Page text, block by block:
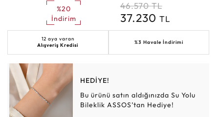
%20
İndirim
46.570 TL
37.230 TL
12 aya varan
Alışveriş Kredisi
%3 Havale İndirimi
HEDİYE!
Bu ürünü satın aldığınızda Su Yolu
Bileklik ASSOS’tan Hediye!